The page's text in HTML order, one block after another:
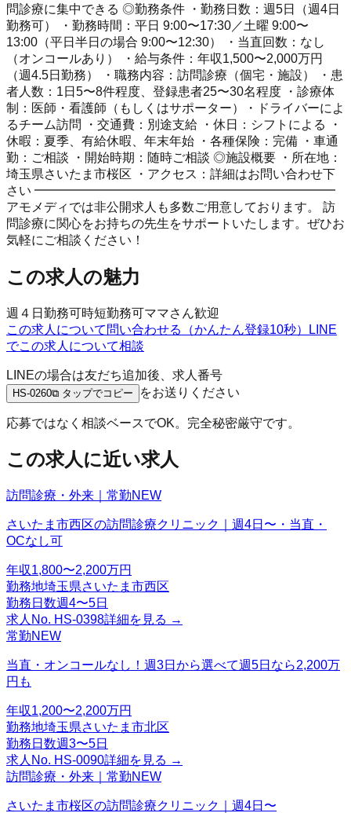
問診療に集中できる ◎勤務条件 ・勤務日数：週5日（週4日
勤務可） ・勤務時間：平日 9:00〜17:30／土曜 9:00〜
13:00（平日半日の場合 9:00〜12:30） ・当直回数：なし
（オンコールあり） ・給与条件：年収1,500〜2,000万円
（週4.5日勤務） ・職務内容：訪問診療（個宅・施設） ・患
者人数：1日5〜8件程度、登録患者25〜30名程度 ・診療体
制：医師・看護師（もしくはサポーター）・ドライバーによ
るチーム訪問 ・交通費：別途支給 ・休日：シフトによる ・
休暇：夏季、有給休暇、年末年始 ・各種保険：完備 ・車通
勤：ご相談 ・開始時期：随時ご相談 ◎施設概要 ・所在地：
埼玉県さいたま市桜区 ・アクセス：詳細はお問い合わせ下
さい ━━━━━━━━━━━━━━━━━━━━━━━━
アモメディでは非公開求人も多数ご用意しております。 訪
問診療に関心をお持ちの先生をサポートいたします。ぜひお
気軽にご相談ください！
この求人の魅力
週４日勤務可時短勤務可ママさん歓迎
この求人について問い合わせる（かんたん登録10秒）
LINE
でこの求人について相談
LINEの場合は友だち追加後、求人番号
HS-0260⧉ タップでコピー をお送りください
応募ではなく相談ベースでOK。完全秘密厳守です。
この求人に近い求人
訪問診療・外来｜常勤NEW
さいたま市西区の訪問診療クリニック｜週4日〜・当直・
OCなし可
年収1,800〜2,200万円
勤務地埼玉県さいたま市西区
勤務日数週4〜5日
求人No. HS-0398詳細を見る →
常勤NEW
当直・オンコールなし！週3日から選べて週5日なら2,200万
円も
年収1,200〜2,200万円
勤務地埼玉県さいたま市北区
勤務日数週3〜5日
求人No. HS-0090詳細を見る →
訪問診療・外来｜常勤NEW
さいたま市桜区の訪問診療クリニック｜週4日〜